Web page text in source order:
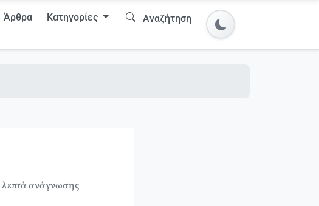
Άρθρα Κατηγορίες Αναζήτηση
λεπτά ανάγνωσης